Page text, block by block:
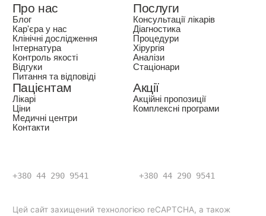
Про нас
Блог
Кар'єра у нас
Клінічні дослідження
Інтернатура
Контроль якості
Відгуки
Питання та відповіді
Послуги
Консультації лікарів
Діагностика
Процедури
Хірургія
Аналізи
Стаціонари
Пацієнтам
Лікарі
Ціни
Медичні центри
Контакти
Акції
Акційні пропозиції
Комплексні програми
+380 44 290 9541 +380 44 290 9541
Цей сайт захищений технологією reCAPTCHA, а також